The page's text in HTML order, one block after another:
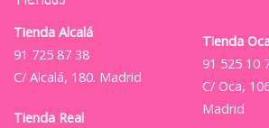
Tienda Alcalá
91 725 87 38
C/ Alcalá, 180. Madrid
Tienda Real
Tienda
91 525 10
C/ Oca,
Madrid